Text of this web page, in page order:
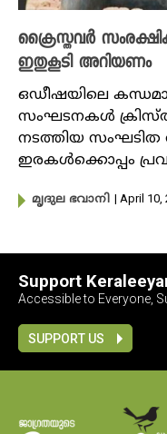
ക്രൈസ്തവർ
ഇതുകൂടി അറിയണം
ഒഡീഷയിലെ
സംഘടനകൾ
നടത്തിയ സംഘടിത
ഇരകൾക്കൊപ്പം
മൃദുല ഭവാനി | April 10,
Support
Accessible to Everyone,
SUPPORT US